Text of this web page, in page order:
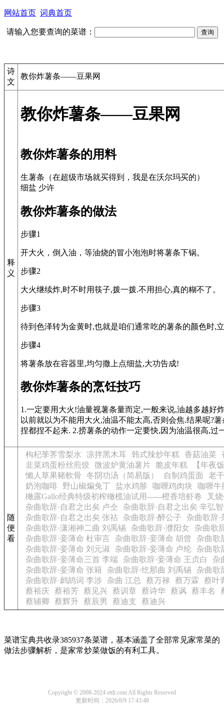
网站首页 词典首页
请输入您要查询的菜谱：
诗
文
教你炸薯条——豆果网
释
义
教你炸薯条——豆果网
教你炸薯条的用料
生薯条（在超级市场就买得到，我是在沃尔玛买的）
细盐 少许
教你炸薯条的做法
步骤1
开大火，倒入油，等油烧的冒小泡泡时将薯条下锅。
步骤2
大火继续炸,时不时用筷子,拨一拨.不用担心,真的糊不了。
步骤3
待到色泽转为金黄时,也就是咱们通常吃的薯条的颜色时,
步骤4
将薯条放在容器里,均匀撒上点细盐,大功告成!
教你炸薯条的烹饪技巧
1.一定要用大火!油量视薯条量而定,一般来说,油越多越好
以前就以为不能用大火,油温不能太高,否则会焦.结果呢?
捏都捏不起来. 2.捞薯条的动作一定要快,因为油温很高,过
随
便
看
枸杞荸荠雪梨水 凉拌黑木耳 韩式辣炒年糕 香菇油菜
韭菜鸡蛋粉丝煎饺
微波炉黄油薯片 脆皮年糕
【年夜
懶人草果豬軟骨
冬阴功汤（简易版） 自制鸡蛋面
老
奶泡咖啡
野山椒煸兔丁 盐水鸡胗 咖喱鸡肉块
咖喱牛
橄露Gallo经典特级初榨橄榄油试用------橙香培虾卷
叉
杂曲歌辞·自君之出矣 卢仝
杂曲歌辞·自君之出矣 辛弘智
杂曲歌辞·自君之出矣 张祜
杂曲歌辞·醉公子
杂曲歌辞
杂曲歌辞·潇湘神二曲 刘禹锡
杂曲歌辞·濮阳女
杂曲歌
杂曲歌辞·妾薄命 杜审言
杂曲歌辞·妾薄命 胡曾
杂曲歌
杂曲歌辞·妾薄命 刘元淑
杂曲歌辞·妾薄命 卢纶
杂曲歌
杂曲歌辞·妾薄命三首 李端
杂曲歌辞·妾薄命 王贞白
杂
杂曲歌辞·妾薄命 张籍
杂曲歌辞·纥那曲 刘禹锡
杂曲歌
杂曲歌辞·鹧鸪词 李涉
杂曲 江总 蔡万禄 蔡万霖
蔡叶
蔡裕庆 蔡裕芳 蔡见兴 蔡训章 蔡诗华 蔡讽 蔡丰名
蔡辅卿
蔡辉升 蔡辰男 蔡迪支 蔡迪兴
菜谱宝典共收录385937条菜谱，基本涵盖了全部常见家常菜的
做法步骤解析，是家常炒菜做饭的有利工具。
Copyright © 2008-2024 ettlt.com All Rights Reserved
更新时间：2026/8/9 17:43:48